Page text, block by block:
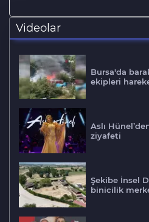
Videolar
Bursa'da
ekipleri
Aslı
ziyafeti
Şekibe İnsel
binicilik